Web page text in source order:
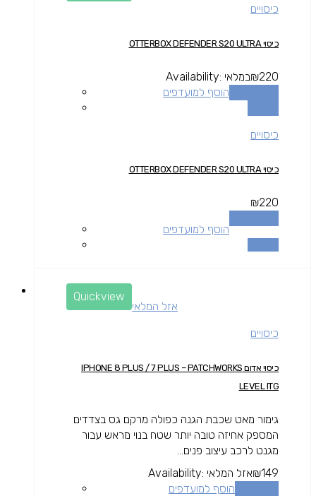
כיסויים
כיסוי OTTERBOX DEFENDER S20 ULTRA
₪220
Availability: במלאי
הוסף למועדפים
כיסויים
כיסוי OTTERBOX DEFENDER S20 ULTRA
₪220
הוסף למועדפים
Quickview
אזל המלאי
כיסויים
כיסוי אדום IPHONE 8 PLUS / 7 PLUS – PATCHWORKS
LEVEL ITG
גימור מאט שכבת הגנה כפולה מרקם גס בצדדים
המספק אחיזה טובה יותר שטח בנוי מראש עבור
מגנט לרכב עיצוב פנים...
₪149
Availability: אזל המלאי
הוסף למועדפים